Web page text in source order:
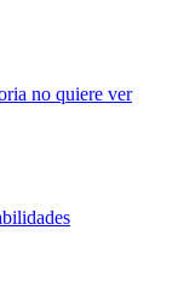
no quiere ver